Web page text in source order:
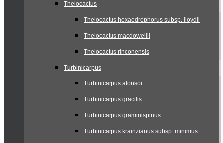
Thelocactus
Thelocactus hexaedrophorus subsp. lloydii
Thelocactus macdowellii
Thelocactus rinconensis
Turbinicarpus
Turbinicarpus alonsoi
Turbinicarpus gracilis
Turbinicarpus graminispinus
Turbinicarpus krainzianus subsp. minimus